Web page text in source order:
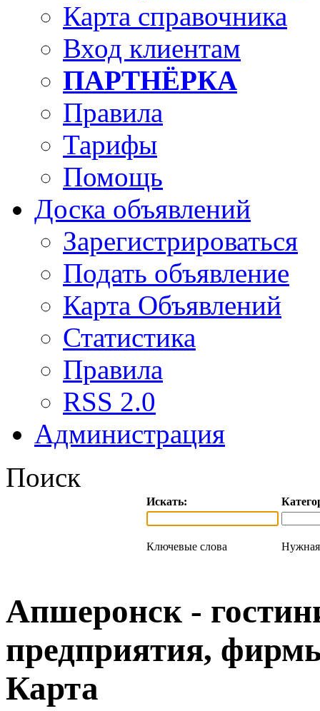
Карта справочника
Вход клиентам
ПАРТНЁРКА
Правила
Тарифы
Помощь
Доска объявлений
Зарегистрироваться
Подать объявление
Карта Объявлений
Статистика
Правила
RSS 2.0
Администрация
Поиск
Искать:
Ключевые слова Нужная
Апшеронск -
предприятия,
Карта